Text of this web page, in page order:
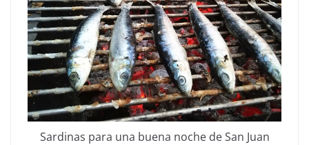
Sardinas para una buena noche de San Juan